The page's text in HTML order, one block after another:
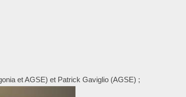
et AGSE) et Patrick Gaviglio (AGSE) ;